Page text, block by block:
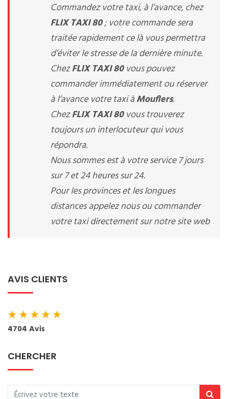
Commandez votre taxi, à l’avance, chez
FLIX TAXI 80; votre commande sera
traitée rapidement ce là vous permettra
d’éviter le stresse de la dernière minute.
ChezFLIX TAXI 80vous pouvez
commander immédiatement ou réserver
à l’avance votre taxi àMouflers.
ChezFLIX TAXI 80vous trouverez
toujours un interlocuteur qui vous
répondra.
Nous sommes est à votre service 7 jours
sur 7 et 24 heures sur 24.
Pour les provinces et les longues
distances appelez nous ou commander
votre taxi directement sur notre site web
AVIS CLIENTS
★★★★★
4704 Avis
CHERCHER